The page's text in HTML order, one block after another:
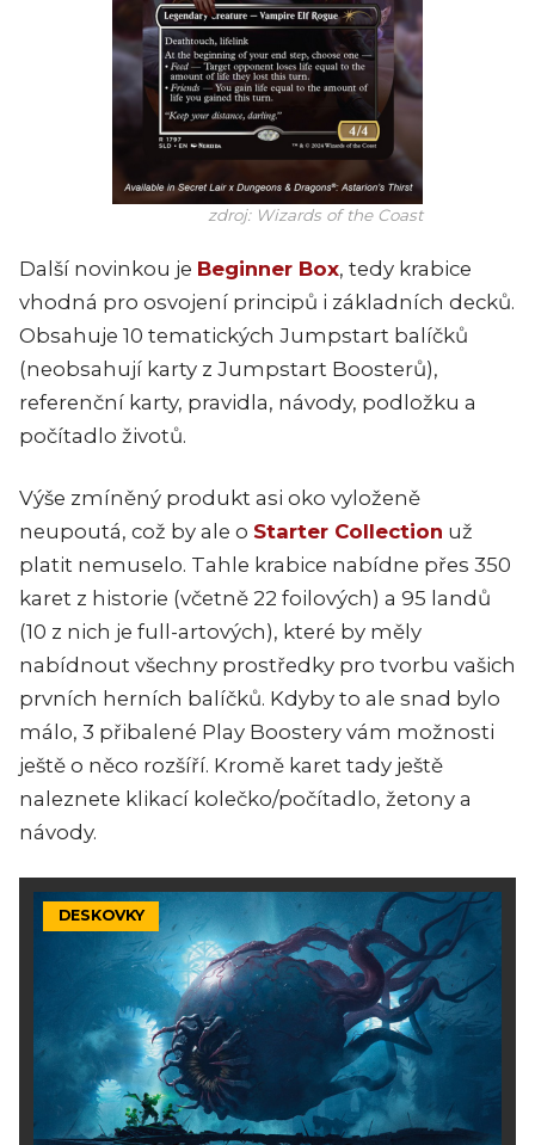
zdroj: Wizards of the Coast
Další novinkou je Beginner Box, tedy krabice
vhodná pro osvojení principů i základních decků.
Obsahuje 10 tematických Jumpstart balíčků
(neobsahují karty z Jumpstart Boosterů),
referenční karty, pravidla, návody, podložku a
počítadlo životů.
Výše zmíněný produkt asi oko vyloženě
neupoutá, což by ale o Starter Collection už
platit nemuselo. Tahle krabice nabídne přes 350
karet z historie (včetně 22 foilových) a 95 landů
(10 z nich je full-artových), které by měly
nabídnout všechny prostředky pro tvorbu vašich
prvních herních balíčků. Kdyby to ale snad bylo
málo, 3 přibalené Play Boostery vám možnosti
ještě o něco rozšíří. Kromě karet tady ještě
naleznete klikací kolečko/počítadlo, žetony a
návody.
DESKOVKY